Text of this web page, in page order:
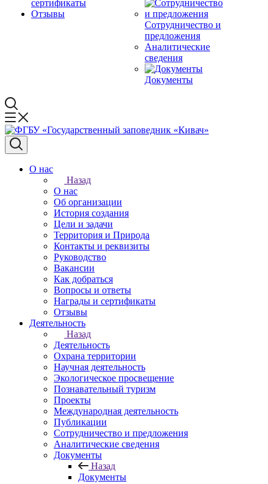
сертификаты
Отзывы
Сотрудничество и
предложения
Аналитические
сведения
Документы
О нас
Назад
О нас
Об организации
История создания
Цели и задачи
Территория и Природа
Контакты и реквизиты
Руководство
Вакансии
Как добраться
Вопросы и ответы
Награды и сертификаты
Отзывы
Деятельность
Назад
Деятельность
Охрана территории
Научная деятельность
Экологическое просвещение
Познавательный туризм
Проекты
Международная деятельность
Публикации
Сотрудничество и предложения
Аналитические сведения
Документы
Назад
Документы